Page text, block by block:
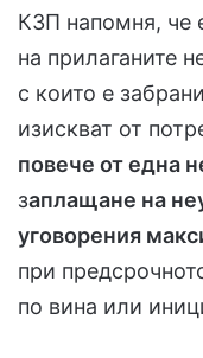
КЗП напомня, че
на прилаганите
с които е
изискват от
повече от една
заплащане на
уговорения
при
по вина или